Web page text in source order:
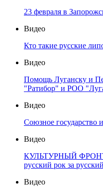
23 февраля в
Видео
Кто такие русские
Видео
Помощь Луганску и
"Ратибор" и РОО
Видео
Союзное государство
Видео
КУЛЬТУРНЫЙ ФРОНТ.
русский рок за
Видео